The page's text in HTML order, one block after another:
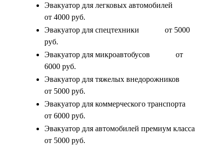
Эвакуатор для легковых автомобилей
от 4000 руб.
Эвакуатор для спецтехники
от 5000
руб.
Эвакуатор для микроавтобусов
от
6000 руб.
Эвакуатор для тяжелых внедорожников
от 5000 руб.
Эвакуатор для коммерческого транспорта
от 6000 руб.
Эвакуатор для автомобилей премиум класса
от 5000 руб.